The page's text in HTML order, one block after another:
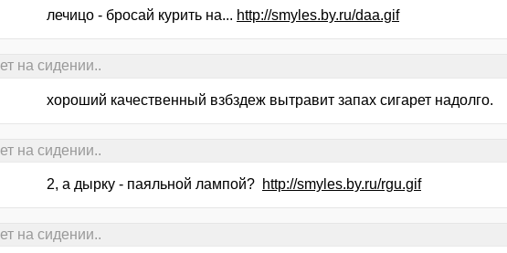
лечицо - бросай курить на... http://smyles.by.ru/daa.gif
на сидении..
хороший качественный взбздеж вытравит запах сигарет надолго.
на сидении..
2, а дырку - паяльной лампой? http://smyles.by.ru/rgu.gif
на сидении..